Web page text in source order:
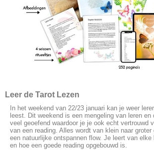
Leer de Tarot Lezen
In het weekend van 22/23 januari kan je weer
leest. Dit weekend is een mengeling van leren en
veel geoefend waardoor je je ook echt vertrouwd
van een reading. Alles wordt van klein naar groter
een natuurlijke ontspannen flow. Je leert van elke
en hoe een goede reading opgebouwd is.